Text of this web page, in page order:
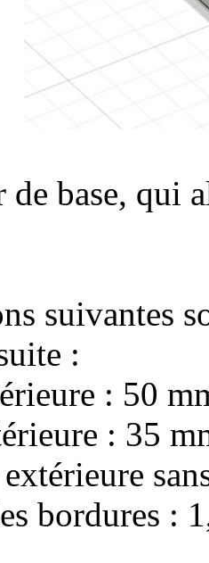
base, qui
suivantes
:
: 50
: 35
bordures :